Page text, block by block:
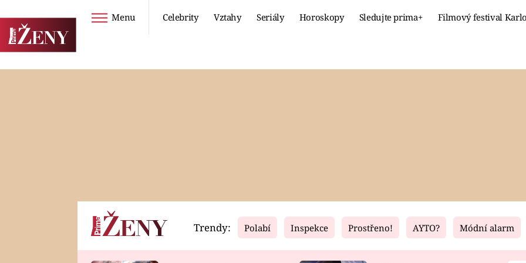
Menu Celebrity Vztahy Seriály Horoskopy Sledujte prima+ Filmový festival
Horoskopy Video Fresh Living
Trendy: Polabí Inspekce Prostřeno! AYTO? Módní alarm